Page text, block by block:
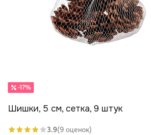
-17%
Шишки, 5 см, сетка, 9 штук
3.9(9 оценок)